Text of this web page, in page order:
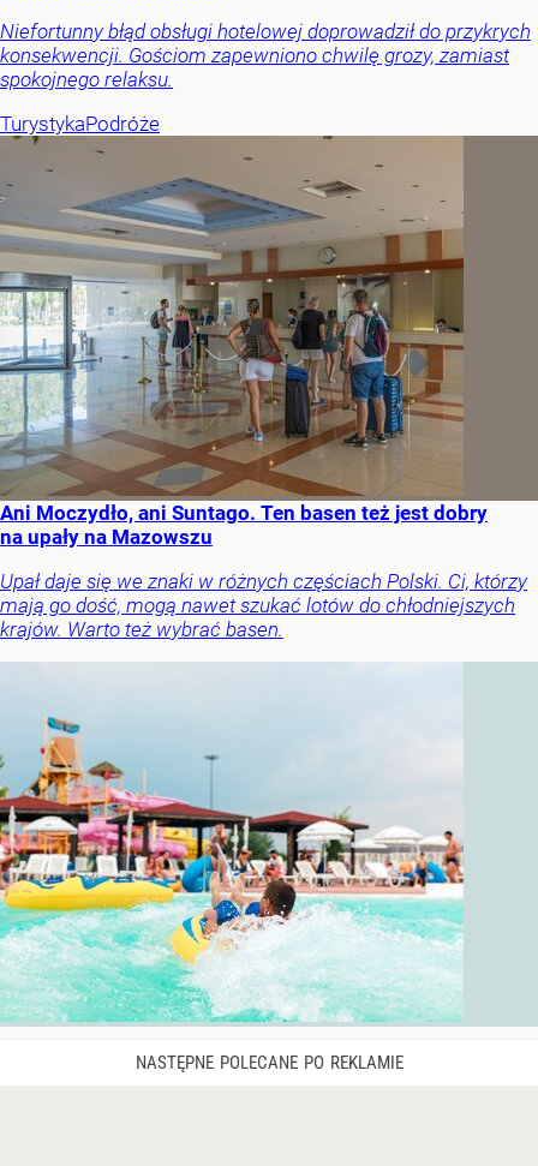
Niefortunny błąd obsługi hotelowej doprowadził do przykrych
konsekwencji. Gościom zapewniono chwilę grozy, zamiast
spokojnego relaksu.
TurystykaPodróże
Ani Moczydło, ani Suntago. Ten basen też jest dobry
na upały na Mazowszu
Upał daje się we znaki w różnych częściach Polski. Ci, którzy
mają go dość, mogą nawet szukać lotów do chłodniejszych
krajów. Warto też wybrać basen.